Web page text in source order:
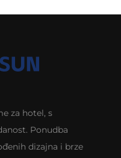
za hotel, s
Ponudba
dizajna i brze